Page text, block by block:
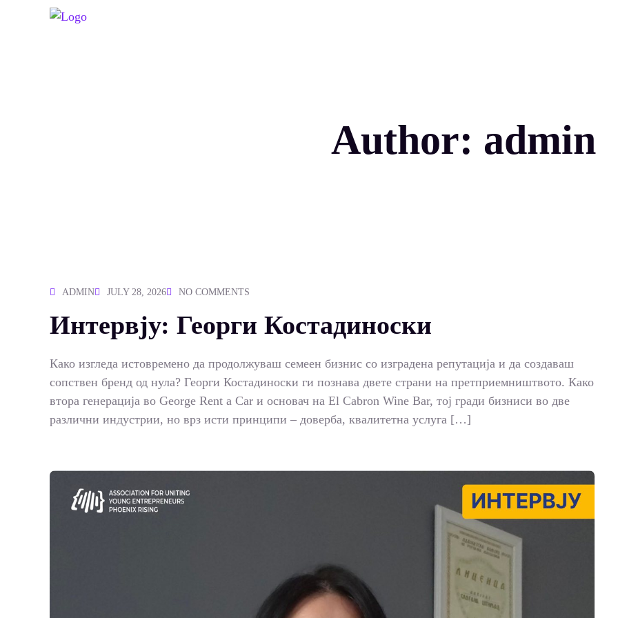
Author: admin
ADMIN JULY 28, 2026 NO COMMENTS
Интервју: Георги Костадиноски
Како изгледа истовремено да продолжуваш семеен бизнис со изградена репутација и да создаваш
сопствен бренд од нула? Георги Костадиноски ги познава двете страни на претприемништвото. Како
втора генерација во George Rent a Car и основач на El Cabron Wine Bar, тој гради бизниси во две
различни индустрии, но врз исти принципи – доверба, квалитетна услуга […]